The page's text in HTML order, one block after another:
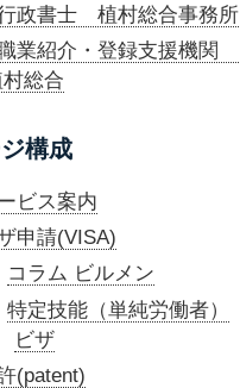
政書士 植村総合事務所
業紹介・登録支援機関
総合
構成
ビス案内
申請(VISA)
コラム ビルメン
特定技能（単純労働者）
ビザ
(patent)